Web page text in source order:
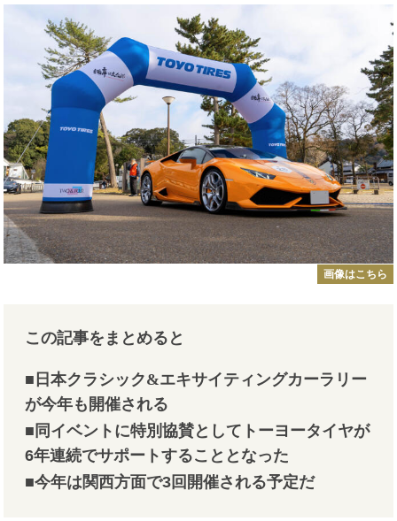
画像はこちら
この記事をまとめると
■日本クラシック&エキサイティングカーラリー
が今年も開催される
■同イベントに特別協賛としてトーヨータイヤが
6年連続でサポートすることとなった
■今年は関西方面で3回開催される予定だ